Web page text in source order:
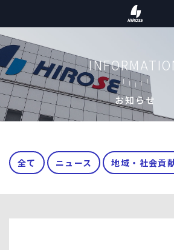
お知らせ
全て ニュース 地域・社会貢